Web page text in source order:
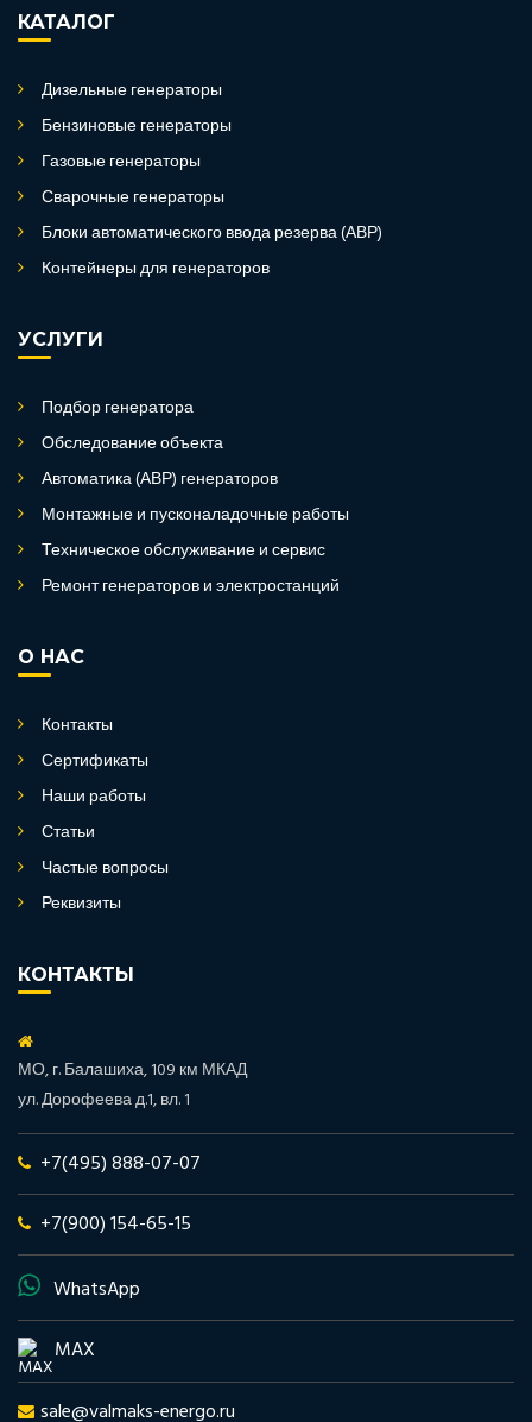
КАТАЛОГ
Дизельные генераторы
Бензиновые генераторы
Газовые генераторы
Сварочные генераторы
Блоки автоматического ввода резерва (АВР)
Контейнеры для генераторов
УСЛУГИ
Подбор генератора
Обследование объекта
Автоматика (АВР) генераторов
Монтажные и пусконаладочные работы
Техническое обслуживание и сервис
Ремонт генераторов и электростанций
О НАС
Контакты
Сертификаты
Наши работы
Статьи
Частые вопросы
Реквизиты
КОНТАКТЫ
МО, г. Балашиха, 109 км МКАД
ул. Дорофеева д.1, вл. 1
+7(495) 888-07-07
+7(900) 154-65-15
WhatsApp
MAX
sale@valmaks-energo.ru